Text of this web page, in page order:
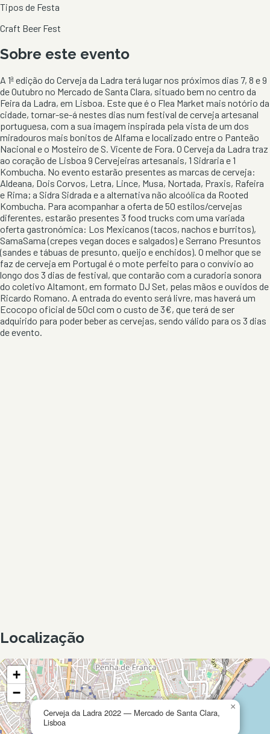
Tipos de Festa
Craft Beer Fest
Sobre este evento
A 1ª edição do Cerveja da Ladra terá lugar nos próximos dias 7, 8 e 9
de Outubro no Mercado de Santa Clara, situado bem no centro da
Feira da Ladra, em Lisboa. Este que é o Flea Market mais notório da
cidade, tornar-se-á nestes dias num festival de cerveja artesanal
portuguesa, com a sua imagem inspirada pela vista de um dos
miradouros mais bonitos de Alfama e localizado entre o Panteão
Nacional e o Mosteiro de S. Vicente de Fora. O Cerveja da Ladra traz
ao coração de Lisboa 9 Cervejeiras artesanais, 1 Sidraria e 1
Kombucha. No evento estarão presentes as marcas de cerveja:
Aldeana, Dois Corvos, Letra, Lince, Musa, Nortada, Praxis, Rafeira
e Rima; a Sidra Sidrada e a alternativa não alcoólica da Rooted
Kombucha. Para acompanhar a oferta de 50 estilos/cervejas
diferentes, estarão presentes 3 food trucks com uma variada
oferta gastronómica: Los Mexicanos (tacos, nachos e burritos),
SamaSama (crepes vegan doces e salgados) e Serrano Presuntos
(sandes e tábuas de presunto, queijo e enchidos). O melhor que se
faz de cerveja em Portugal é o mote perfeito para o convívio ao
longo dos 3 dias de festival, que contarão com a curadoria sonora
do coletivo Altamont, em formato DJ Set, pelas mãos e ouvidos de
Ricardo Romano. A entrada do evento será livre, mas haverá um
Ecocopo oficial de 50cl com o custo de 3€, que terá de ser
adquirido para poder beber as cervejas, sendo válido para os 3 dias
de evento.
Localização
Cerveja da Ladra 2022 — Mercado de Santa Clara,
Lisboa
×
+
−